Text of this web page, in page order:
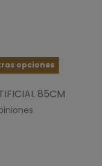
opciones
85CM